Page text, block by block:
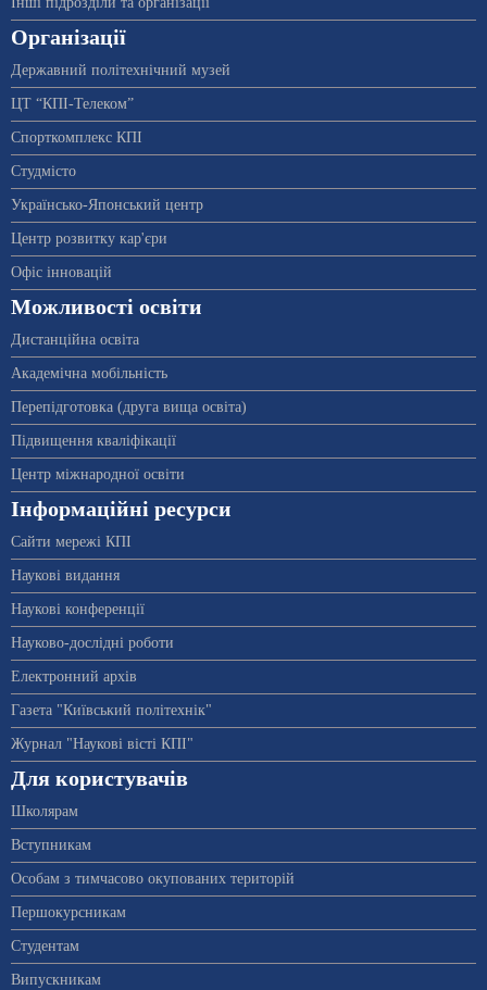
Організації
Державний політехнічний музей
ЦТ “КПІ-Телеком”
Спорткомплекс КПІ
Студмісто
Українсько-Японський центр
Центр розвитку кар'єри
Офіс інновацій
Можливості освіти
Дистанційна освіта
Академічна мобільність
Перепідготовка (друга вища освіта)
Підвищення кваліфікації
Центр міжнародної освіти
Інформаційні ресурси
Сайти мережі КПІ
Наукові видання
Наукові конференції
Науково-дослідні роботи
Електронний архів
Газета "Київський політехнік"
Журнал "Наукові вісті КПІ"
Для користувачів
Школярам
Вступникам
Особам з тимчасово окупованих територій
Першокурсникам
Студентам
Випускникам